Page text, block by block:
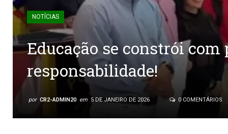
NOTÍCIAS
Educação se constrói com
responsabilidade!
por CR2-ADMIN20 em 5 DE JANEIRO DE 2026 0 COMENTÁRIOS